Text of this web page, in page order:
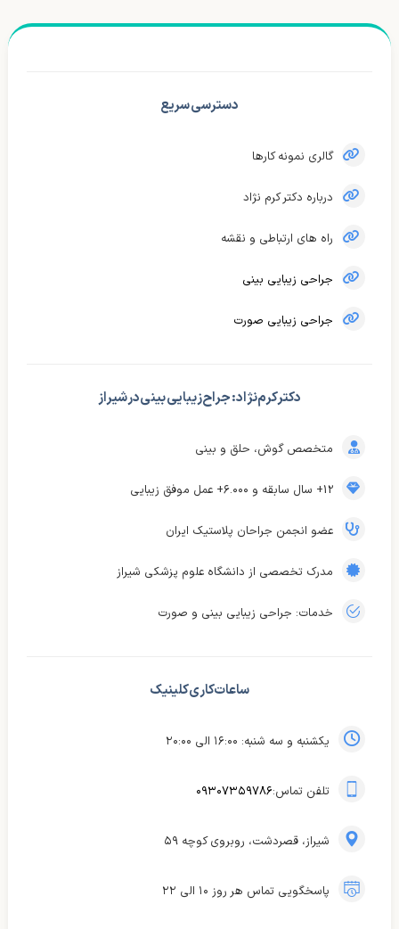
دسترسی سریع
گالری نمونه کارها
درباره دکتر کرم نژاد
راه های ارتباطی و نقشه
جراحی زیبایی بینی
جراحی زیبایی صورت
دکتر کرم‌نژاد : جراح زیبایی بینی در شیراز
متخصص گوش، حلق و بینی
12+ سال سابقه و ۶.۰۰۰+ عمل موفق زیبایی
عضو انجمن جراحان پلاستیک ایران
مدرک تخصصی از دانشگاه علوم پزشکی شیراز
خدمات: جراحی زیبایی بینی و صورت
ساعات کاری کلینیک
یکشنبه و سه شنبه: ۱۶:۰۰ الی ۲۰:۰۰
تلفن تماس:۰۹۳۰۷۳۵۹۷۸۶
شیراز، قصردشت، روبروی کوچه ۵۹
پاسخگویی تماس هر روز ۱۰ الی ۲۲